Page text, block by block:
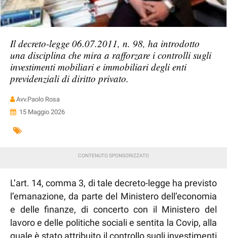
Il decreto-legge 06.07.2011, n. 98, ha introdotto
una disciplina che mira a rafforzare i controlli sugli
investimenti mobiliari e immobiliari degli enti
previdenziali di diritto privato.
Avv.Paolo Rosa
15 Maggio 2026
L’art. 14, comma 3, di tale decreto-legge ha previsto
l’emanazione, da parte del Ministero dell’economia
e delle finanze, di concerto con il Ministero del
lavoro e delle politiche sociali e sentita la Covip, alla